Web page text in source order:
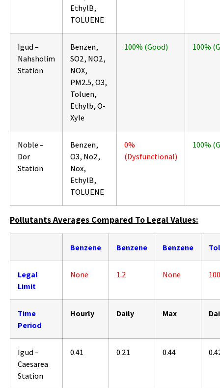
EthylB,
TOLUENE
Igud –
Nahsholim
Station
Benzen,
SO2, NO2,
NOX,
PM2.5, O3,
Toluen,
Ethylb, O-
Xyle
100% (Good) 100%
Noble –
Dor
Station
Benzen,
O3, No2,
Nox,
EthylB,
TOLUENE
0%
(Dysfunctional)
100%
Pollutants Averages Compared To Legal Values:
Benzene Benzene Benzene
Legal
Limit
None 1.2 None
Time
Period
Hourly Daily Max
Igud –
Caesarea
Station
0.41 0.21 0.44